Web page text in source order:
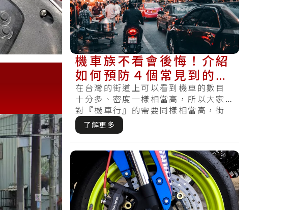
機車族不看會後悔！介紹
如何預防４個常見到的維
修事項
在台灣的街道上可以看到機車的數目
十分多、密度一樣相當高，所以大家
對『機車行』的需要同樣相當高，街
上各處都能看到機車行林立。對喜愛
車的機車.....
了解更多